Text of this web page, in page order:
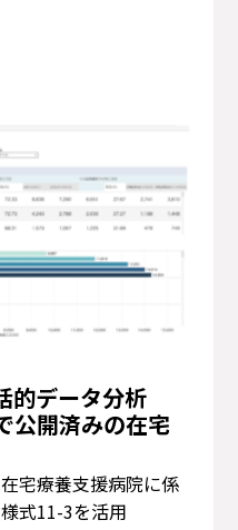
的データ分析
公開済みの在宅
宅療養支援病院に係
式11-3を活用